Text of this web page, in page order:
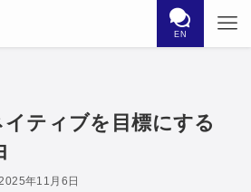
EN
ティブを目標にする
年11月6日